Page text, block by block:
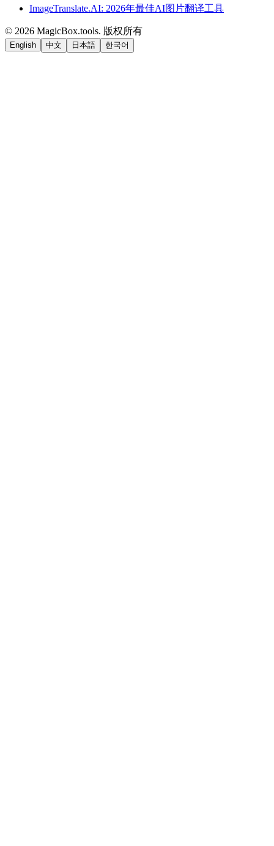
ImageTranslate.AI: 2026年最佳AI图片翻译工具
© 2026 MagicBox.tools. 版权所有
English 中文 日本語 한국어